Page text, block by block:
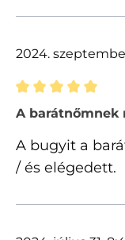
2024.
Értékelés 5 of
A barátnőmnek
A bugyit a
/ és elégedett.